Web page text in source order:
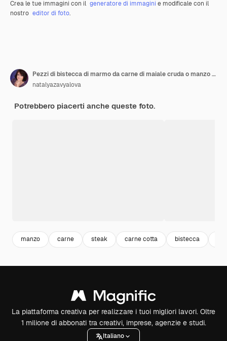
Crea le tue immagini con il generatore di immagini e modificale con il
nostro editor di foto.
Pezzi di bistecca di marmo da carne di maiale cruda o manzo su sfondo bianco
natalyazavyalova
Potrebbero piacerti anche queste foto.
manzo carne steak carne cotta bistecca
La piattaforma creativa per realizzare i tuoi migliori lavori. Oltre
1 milione di abbonati tra creativi, imprese, agenzie e studi.
Italiano